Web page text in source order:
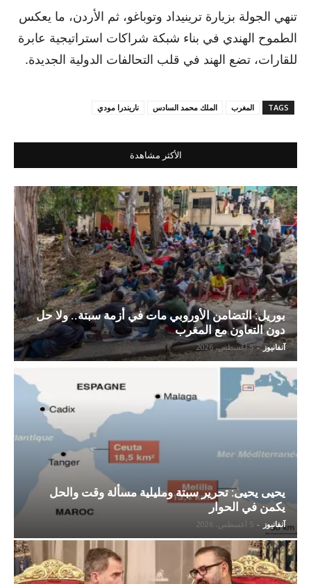
تنهي الجولة بزيارة ترينيداد وتوباغو، ثم الأردن، ما يعكس
الطموح الهندي في بناء شبكة شراكات استراتيجية عابرة
للقارات، تضع الهند في قلب التحالفات الدولية الجديدة.
TAGS المغرب الملك محمد السادس ناريندرا مودي
الأكثر مشاهدة
بوريل: التضامن الأوروبي مات في أزمة سبتة.. ولا حل
دون التعاون مع المغرب
آنفانيوز - 5 أغسطس، 2026
يحيى يحيى: تحرير سبتة ومليلية مسألة وقت والحل
يكمن في الحوار
آنفانيوز - 5 أغسطس، 2026